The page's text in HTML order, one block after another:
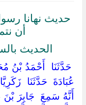
حديث نهانا
أن
الحديث
‏حَدَّثَنَا ‏ ‏أَحْمَدُ بْنُ
عُبَادَةَ ‏ ‏حَدَّثَنَا
‏أَنَّهُ سَمِعَ ‏ ‏جَابِرَ بْنَ